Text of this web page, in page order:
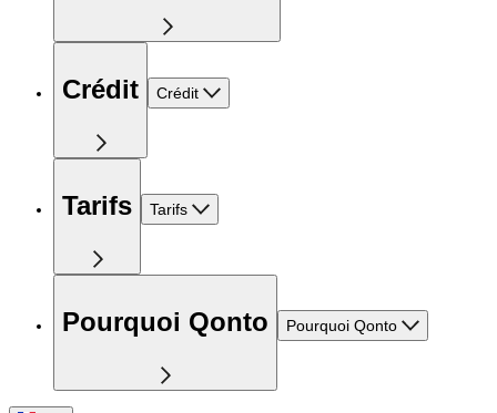
Crédit Crédit
Tarifs Tarifs
Pourquoi Qonto Pourquoi Qonto